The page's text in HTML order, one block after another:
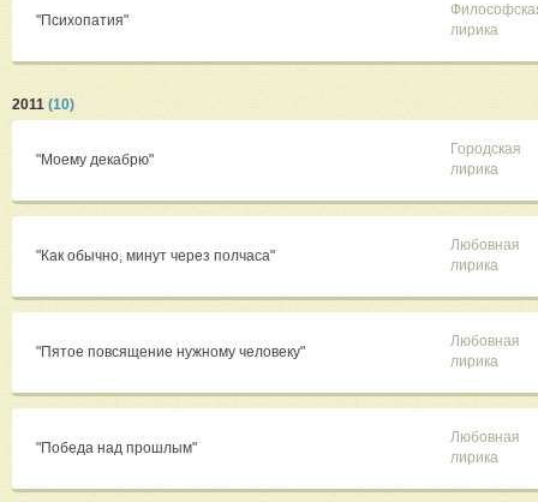
"Психопатия"
лирика
2011 (10)
"Моему декабрю"
Городская
лирика
"Как обычно, минут через полчаса"
Любовная
лирика
"Пятое повсящение нужному человеку"
Любовная
лирика
"Победа над прошлым"
Любовная
лирика